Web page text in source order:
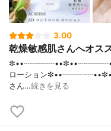
3.00
乾燥敏感肌さんへオス
✼••┈┈┈┈••✼••┈┈┈┈••✼
ローション
さん…続きを見る